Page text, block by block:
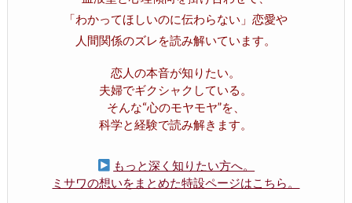
「わかってほしいのに伝わらない」恋愛や
人間関係のズレを読み解いています。
恋人の本音が知りたい。
夫婦でギクシャクしている。
そんな“心のモヤモヤ”を、
科学と経験で読み解きます。
もっと深く知りたい方へ。
ミサワの想いをまとめた特設ページはこちら。